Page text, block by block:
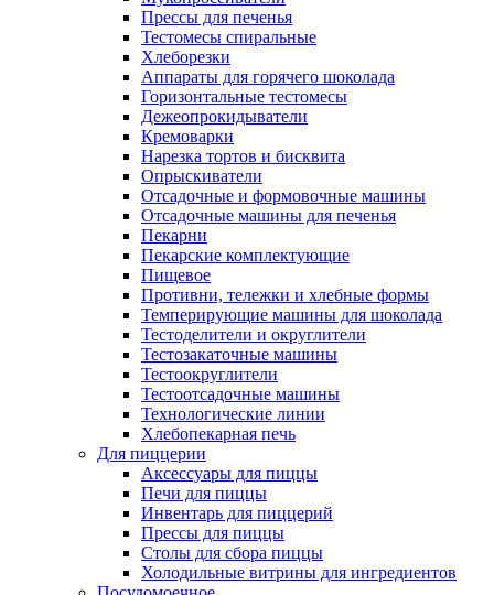
Прессы для печенья
Тестомесы спиральные
Хлеборезки
Аппараты для горячего шоколада
Горизонтальные тестомесы
Дежеопрокидыватели
Кремоварки
Нарезка тортов и бисквита
Опрыскиватели
Отсадочные и формовочные машины
Отсадочные машины для печенья
Пекарни
Пекарские комплектующие
Пищевое
Противни, тележки и хлебные формы
Темперирующие машины для шоколада
Тестоделители и округлители
Тестозакаточные машины
Тестоокруглители
Тестоотсадочные машины
Технологические линии
Хлебопекарная печь
Для пиццерии
Аксессуары для пиццы
Печи для пиццы
Инвентарь для пиццерий
Прессы для пиццы
Столы для сбора пиццы
Холодильные витрины для ингредиентов